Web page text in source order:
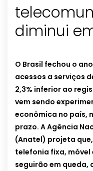
diminui
O Brasil fechou o
acessos a serviços
2,3% inferior ao
vem sendo
econômica no país,
prazo. A Agência
(Anatel) projeta
telefonia fixa, móvel
seguirão em queda,